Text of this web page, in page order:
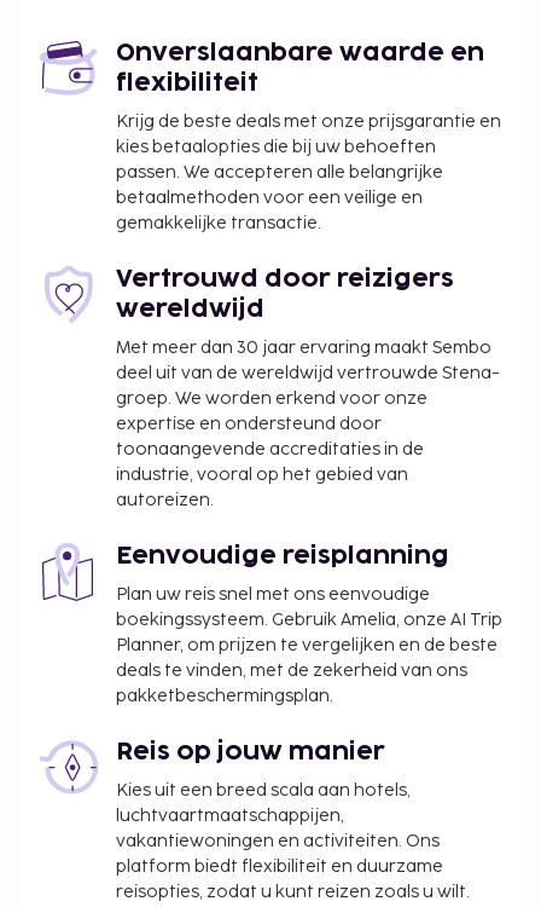
parkeerplaatsen. Loop vooral de vele recreatieve
voorzieningen zoals een stoombad,
fitnessfaciliteiten en een seizoensgebonden
buitenzwembad niet mis. Geniet van een maaltijd in
het restaurant of bestel een snack in de
koffiebar/het café van dit hotel. Dagelijks kun je van
07.00 uur tot 10.00 uur genieten van een gratis à-la-
carte-ontbijt.
De volgende kosten dienen bij de accommodatie te
toepasselijke belastingen zijn:
De stad heft de volgende belasting: USD 5.14 per
persoon, per nacht. Deze belasting is niet van
toepassing op kinderen die jonger zijn dan 16
accommodatie aan ons heeft doorgegeven.
Als je een visum nodig hebt, neem dan voor hulp
contact op met de accommodatie. De
contactgegevens vind je in de
boekingsbevestiging. Voor hulp bij visa kan een
zelfs wanneer je de boeking nadien annuleert.
Alle regelingen, inclusief toepasselijke kosten,
worden rechtstreeks tussen de gasten en de
accommodatie afgehandeld.
Houd er rekening mee dat enige betalingen aan
het hotel (contant of via een andere
Onverslaanbare waarde en
flexibiliteit
Krijg de beste deals met onze prijsgarantie en
kies betaalopties die bij uw behoeften
passen. We accepteren alle belangrijke
betaalmethoden voor een veilige en
gemakkelijke transactie.
Vertrouwd door reizigers
wereldwijd
Met meer dan 30 jaar ervaring maakt Sembo
deel uit van de wereldwijd vertrouwde Stena-
groep. We worden erkend voor onze
expertise en ondersteund door
toonaangevende accreditaties in de
industrie, vooral op het gebied van
autoreizen.
Eenvoudige reisplanning
Plan uw reis snel met ons eenvoudige
boekingssysteem. Gebruik Amelia, onze AI Trip
Planner, om prijzen te vergelijken en de beste
deals te vinden, met de zekerheid van ons
pakketbeschermingsplan.
Reis op jouw manier
Kies uit een breed scala aan hotels,
luchtvaartmaatschappijen,
vakantiewoningen en activiteiten. Ons
platform biedt flexibiliteit en duurzame
reisopties, zodat u kunt reizen zoals u wilt.